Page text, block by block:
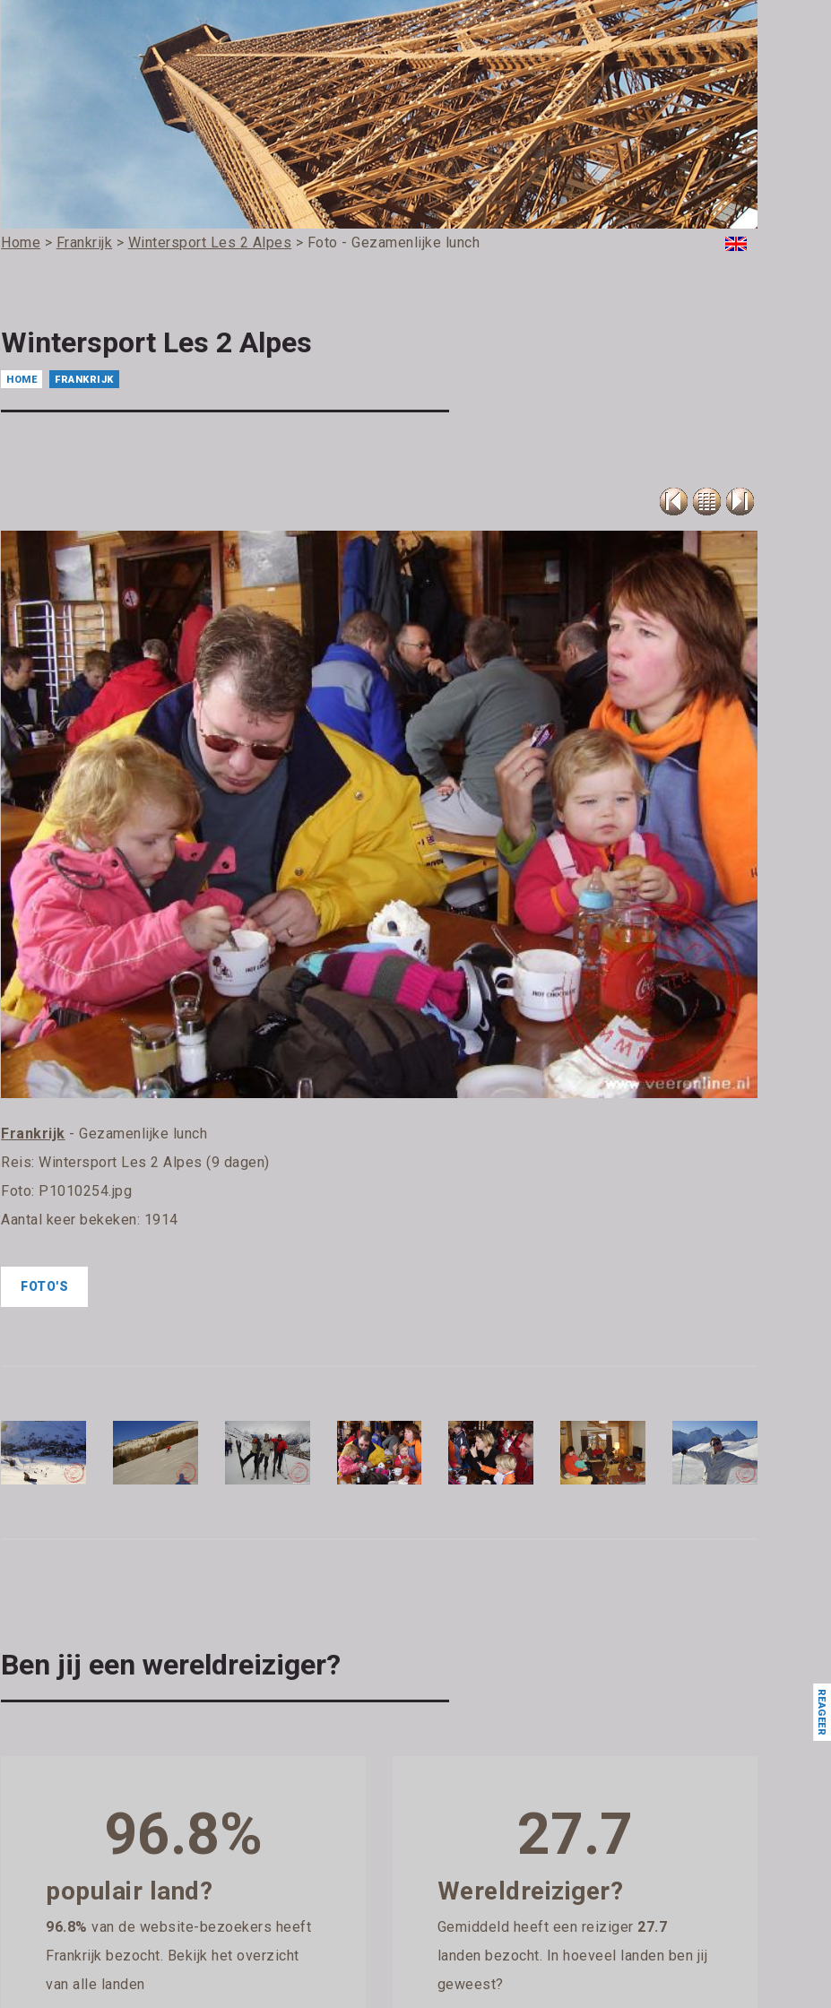
Home > Frankrijk > Wintersport Les 2 Alpes > Foto - Gezamenlijke lunch
Wintersport Les 2 Alpes
HOME FRANKRIJK
Frankrijk - Gezamenlijke lunch
Reis:Wintersport Les 2 Alpes (9 dagen)
Foto: P1010254.jpg
Aantal keer bekeken: 1914
FOTO'S
Ben jij een wereldreiziger?
96.8%
populair land?
96.8% van de website-bezoekers heeft
Frankrijk bezocht. Bekijk het overzicht
van alle landen
27.7
Wereldreiziger?
Gemiddeld heeft een reiziger 27.7
landen bezocht. In hoeveel landen ben jij
geweest?
REAGEER